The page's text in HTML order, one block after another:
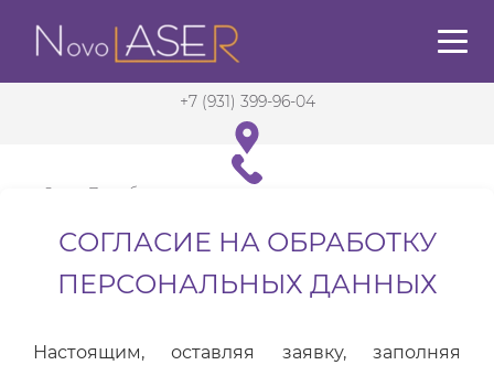
+7 (931) 399-96-04
Санкт-Петербург
СОГЛАСИЕ НА ОБРАБОТКУ
ПЕРСОНАЛЬНЫХ ДАННЫХ
Настоящим, оставляя заявку, заполняя